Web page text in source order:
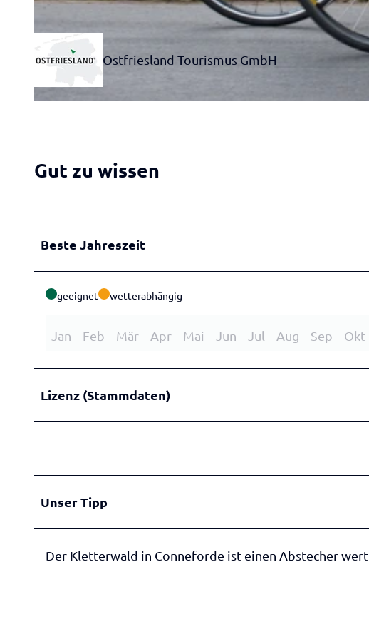
Ostfriesland Tourismus GmbH
Gut zu wissen
Beste Jahreszeit
geeignet wetterabhängig
Jan Feb Mär Apr Mai Jun Jul Aug Sep Okt
Lizenz (Stammdaten)
Unser Tipp
Der Kletterwald in Conneforde ist einen Abstecher wert.